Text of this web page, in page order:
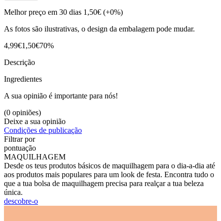
Melhor preço em 30 dias 1,50€ (+0%)
As fotos são ilustrativas, o design da embalagem pode mudar.
4,99€1,50€70%
Descrição
Ingredientes
A sua opinião é importante para nós!
(0 opiniões)
Deixe a sua opinião
Condições de publicação
Filtrar por
pontuação
MAQUILHAGEM
Desde os teus produtos básicos de maquilhagem para o dia-a-dia até
aos produtos mais populares para um look de festa. Encontra tudo o
que a tua bolsa de maquilhagem precisa para realçar a tua beleza
única.
descobre-o